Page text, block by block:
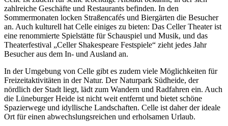
zahlreiche Geschäfte und Restaurants befinden. In den
Sommermonaten locken Straßencafés und Biergärten die Besucher
an. Auch kulturell hat Celle einiges zu bieten: Das Celler Theater ist
eine renommierte Spielstätte für Schauspiel und Musik, und das
Theaterfestival „Celler Shakespeare Festspiele“ zieht jedes Jahr
Besucher aus dem In- und Ausland an.
In der Umgebung von Celle gibt es zudem viele Möglichkeiten für
Freizeitaktivitäten in der Natur. Der Naturpark Südheide, der
nördlich der Stadt liegt, lädt zum Wandern und Radfahren ein. Auch
die Lüneburger Heide ist nicht weit entfernt und bietet schöne
Spazierwege und idyllische Landschaften. Celle ist daher der ideale
Ort für einen abwechslungsreichen und erholsamen Urlaub.